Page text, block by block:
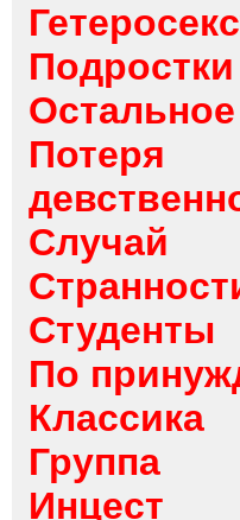
Подростки
Остальное
Потеря
Случай
Студенты
По
Классика
Группа
Инцест